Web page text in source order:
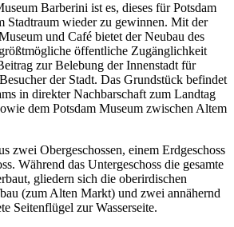
Barberini ist es, dieses für Potsdam
Stadtraum wieder zu gewinnen. Mit der
und Café bietet der Neubau des
öffentliche Zugänglichkeit
zur Belebung der Innenstadt für
der Stadt. Das Grundstück befindet
in direkter Nachbarschaft zum Landtag
dem Potsdam Museum zwischen Altem
zwei Obergeschossen, einem Erdgeschoss
Während das Untergeschoss die gesamte
gliedern sich die oberirdischen
(zum Alten Markt) und zwei annähernd
Seitenflügel zur Wasserseite.